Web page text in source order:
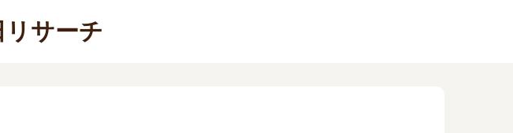
サーチ